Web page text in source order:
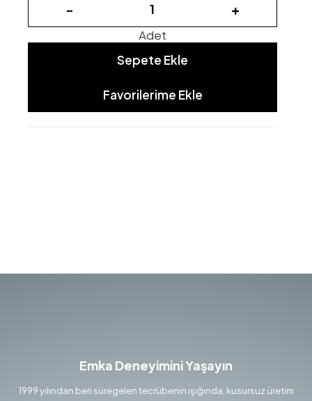
- +
Adet
Sepete Ekle
Favorilerime Ekle
Emka Deneyimini Yaşayın
1999 yılından beri süregelen tecrübenin ışığında, kusursuz üretim